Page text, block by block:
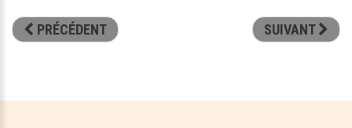
PRÉCÉDENT SUIVANT